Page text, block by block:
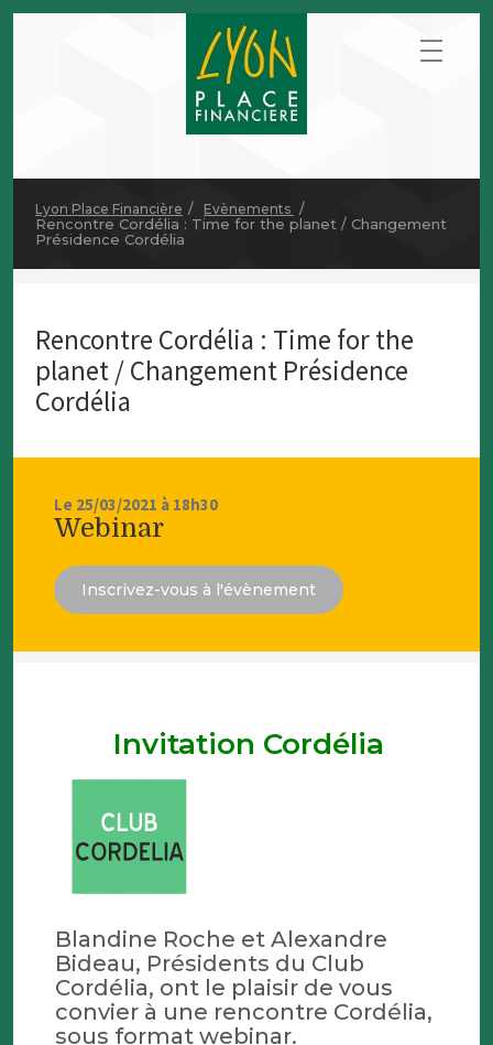
Lyon Place Financière Evènements
Rencontre Cordélia : Time for the planet / Changement
Présidence Cordélia
Rencontre Cordélia : Time for the
planet / Changement Présidence
Cordélia
Le 25/03/2021 à 18h30
Webinar
Inscrivez-vous à l'évènement
Invitation Cordélia
Blandine Roche et Alexandre
Bideau, Présidents du Club
Cordélia, ont le plaisir de vous
convier à une rencontre Cordélia,
sous format webinar.